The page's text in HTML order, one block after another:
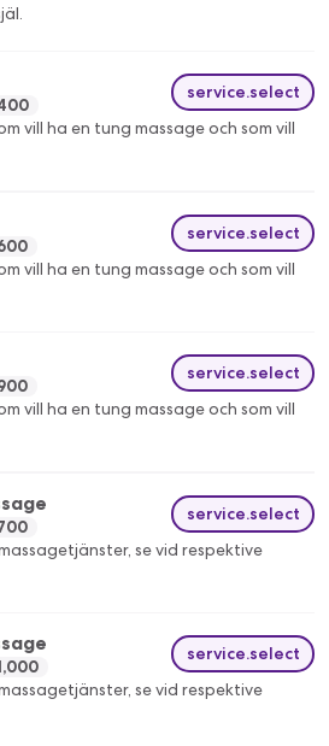
service.select
vill ha en tung massage och som vill
service.select
vill ha en tung massage och som vill
service.select
vill ha en tung massage och som vill
service.select
se vid respektive
service.select
se vid respektive